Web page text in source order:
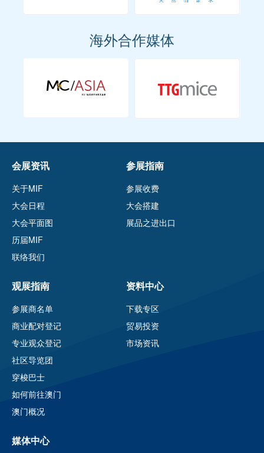
海外合作媒体
会展资讯
关于MIF
大会日程
大会平面图
历届MIF
联络我们
参展指南
参展收费
大会搭建
展品之进出口
观展指南
参展商名单
商业配对登记
专业观众登记
社区导览团
穿梭巴士
如何前往澳门
澳门概况
资料中心
下载专区
贸易投资
市场资讯
媒体中心